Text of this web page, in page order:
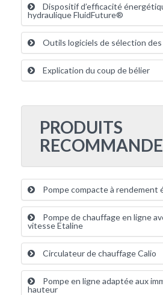
Dispositif d’efficacité
hydraulique FluidFuture®
Outils logiciels de sélection des
Explication du coup de bélier
PRODUITS
Pompe compacte à rendement
Pompe de chauffage en ligne
vitesse Etaline
Circulateur de chauffage Calio
Pompe en ligne adaptée aux
hauteur